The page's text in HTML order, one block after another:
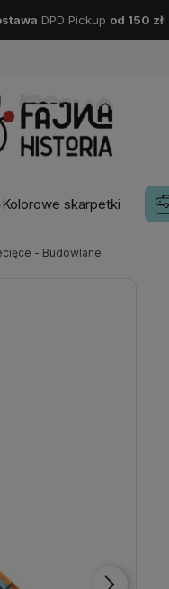
DPD Pickup od 150 zł!
Kolorowe skarpetki
- Budowlane